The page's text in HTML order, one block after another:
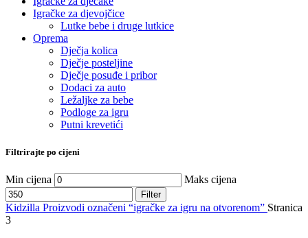
Igračke za djevojčice
Lutke bebe i druge lutkice
Oprema
Dječja kolica
Dječje posteljine
Dječje posuđe i pribor
Dodaci za auto
Ležaljke za bebe
Podloge za igru
Putni krevetići
Filtrirajte po cijeni
Min cijena Maks cijena
Filter
Kidzilla Proizvodi označeni “igračke za igru na otvorenom” Stranica
3